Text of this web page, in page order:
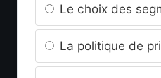
Le choix des
La politique de